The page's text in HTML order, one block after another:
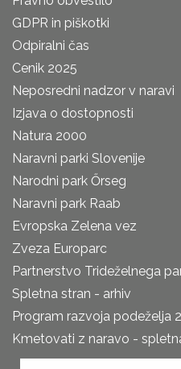
GDPR in piškotki
Odpiralni čas
Cenik 2025
Neposredni nadzor v naravi
Izjava o dostopnosti
Natura 2000
Naravni parki Slovenije
Narodni park Őrseg
Naravni park Raab
Evropska Zelena vez
Zveza Europarc
Partnerstvo Trideželnega
Spletna stran - arhiv
Program razvoja podeželja
Kmetovati z naravo -